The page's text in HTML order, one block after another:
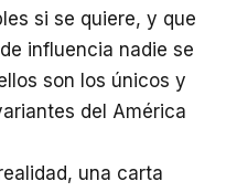
si se quiere, y que
influencia nadie se
son los únicos y
del América
una carta